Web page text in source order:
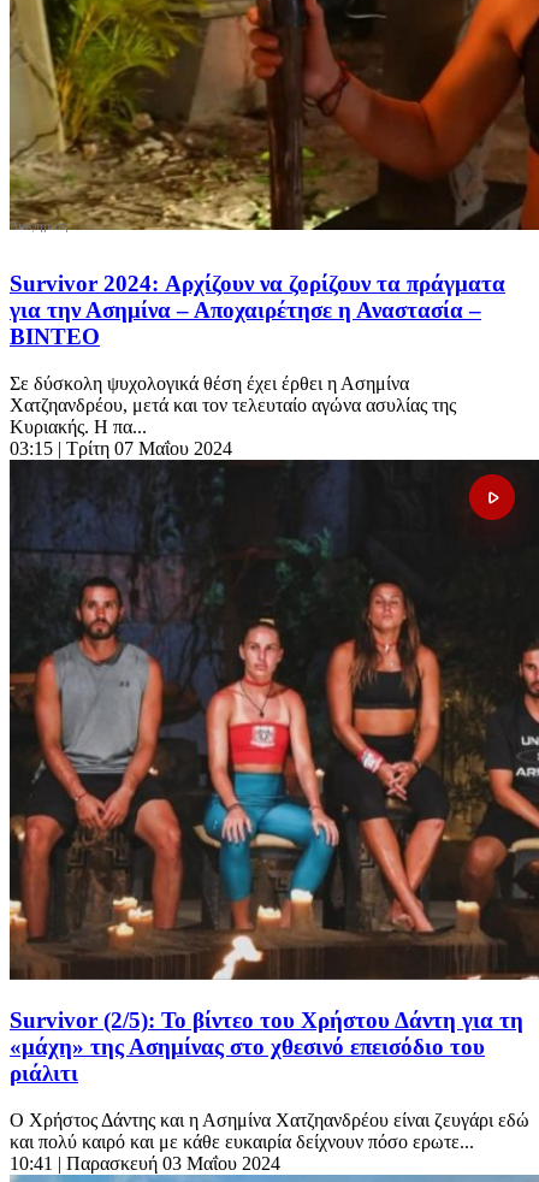
Survivor 2024: Αρχίζουν να ζορίζουν τα πράγματα
για την Ασημίνα – Αποχαιρέτησε η Αναστασία –
ΒΙΝΤΕΟ
Σε δύσκολη ψυχολογικά θέση έχει έρθει η Ασημίνα
Χατζηανδρέου, μετά και τον τελευταίο αγώνα ασυλίας της
Κυριακής. Η πα...
03:15 | Τρίτη 07 Μαΐου 2024
Survivor (2/5): Το βίντεο του Χρήστου Δάντη για τη
«μάχη» της Ασημίνας στο χθεσινό επεισόδιο του
ριάλιτι
Ο Χρήστος Δάντης και η Ασημίνα Χατζηανδρέου είναι ζευγάρι εδώ
και πολύ καιρό και με κάθε ευκαιρία δείχνουν πόσο ερωτε...
10:41 | Παρασκευή 03 Μαΐου 2024